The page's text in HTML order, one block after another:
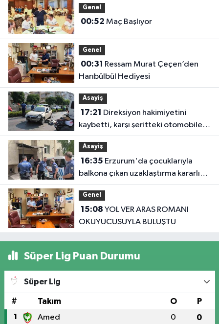
Genel
00:52 Maç Başlıyor
Genel
00:31
Harıbülbül Hediyesi
Asayiş
17:21
kaybetti, karşı şeritteki otomobile
çarptı
Asayiş
16:35
balkona çıkan uzaklaştırma kararlı
koca ikna edildi
Genel
15:08
OKUYUCUSUYLA BULUŞTU
Süper Lig Puan Durumu
Süper Lig
# Takım O P
1 Amed 0 0